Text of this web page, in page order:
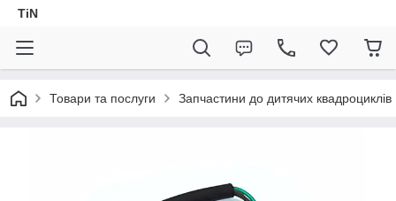
TiN
Товари та послуги Запчастини до дитячих квадроциклів